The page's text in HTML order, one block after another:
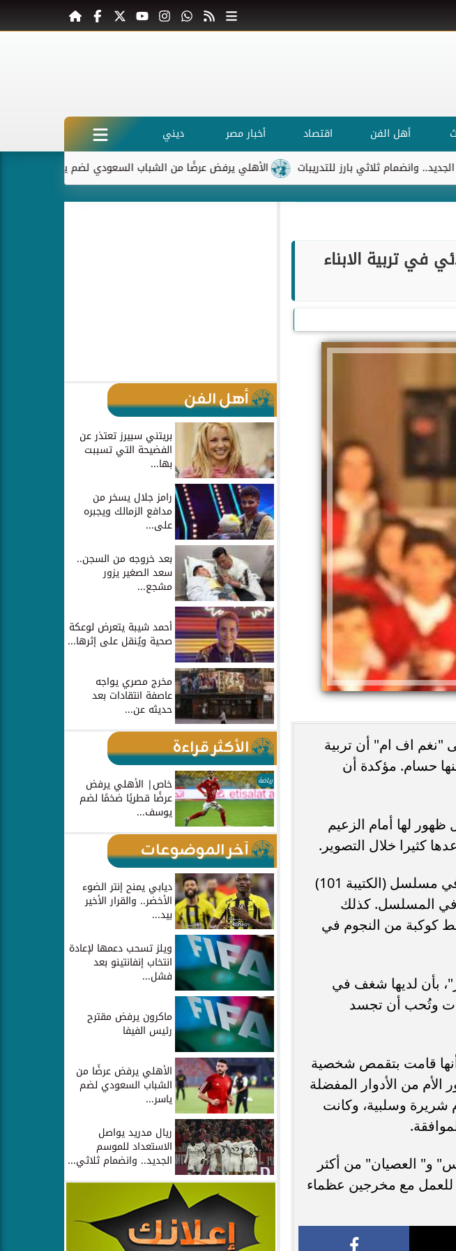
أهل الفن اقتصاد أخبار مصر
ديني
الأهلي يرفض عرضًا من الشباب السعودي لضم ياسر إبراهيم ثلاثي بارز للتدريبات
في تربية الابناء
"نغم اف ام" أن تربية
حسام. مؤكدة أن
لها أمام الزعيم
كثيرا خلال التصوير.
وعن مشاركتها في مسلسلات رمضان لهذا العام، أفادت بأن ستشارك في مسلسل (الكتيبة 101)
في المسلسل. كذلك
كوكبة من النجوم في
بأن لديها شغف في
وتُحب أن تجسد
أنها قامت بتقمص شخصية
الأم من الأدوار المفضلة
شريرة وسلبية، وكانت
و" العصيان" من أكثر
للعمل مع مخرجين عظماء
أهل الفن
بريتني سبيرز تعتذر عن
الفضيحة التي تسببت
بها...
رامز جلال يسخر من
مدافع الزمالك ويجبره
على...
بعد خروجه من السجن..
سعد الصغير يزور
مشجع...
أحمد شيبة يتعرض لوعكة
صحية ويُنقل على إثرها...
مخرج مصري يواجه
عاصفة انتقادات بعد
حديثه عن...
الأكثر قراءة
رياضة خاص| الأهلي يرفض
عرضًا قطريًا ضخمًا لضم
يوسف...
آخر الموضوعات
ديابي يمنح إنتر الضوء
الأخضر.. والقرار الأخير
بيد...
ويلز تسحب دعمها لإعادة
انتخاب إنفانتينو بعد
فشل...
ماكرون يرفض مقترح
رئيس الفيفا
الأهلي يرفض عرضًا من
الشباب السعودي لضم
ياسر...
ريال مدريد يواصل
الاستعداد للموسم
الجديد.. وانضمام ثلاثي...